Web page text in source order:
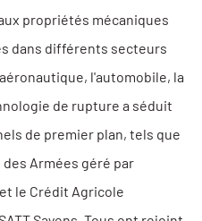
propriétés mécaniques
dans différents secteurs
l'automobile, la
de rupture a séduit
de premier plan, tels que
Armées géré par
le Crédit Agricole